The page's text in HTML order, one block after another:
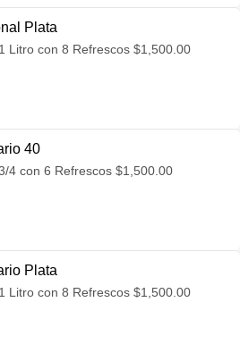
Plata
Litro con 8 Refrescos $1,500.00
40
4 con 6 Refrescos $1,500.00
Plata
Litro con 8 Refrescos $1,500.00